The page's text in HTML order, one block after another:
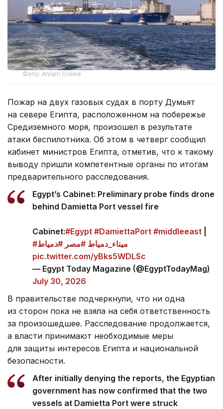
Фото: Ahram Online
Пожар на двух газовых судах в порту Думьят
на севере Египта, расположенном на побережье
Средиземного моря, произошел в результате
атаки беспилотника. Об этом в четверг сообщил
кабинет министров Египта, отметив, что к такому
выводу пришли компетентные органы по итогам
предварительного расследования.
Egypt’s Cabinet: Preliminary probe finds drone
behind Damietta Port vessel fire
Cabinet:#Egypt #DamiettaPort #middleeast
#ميناء_دمياط #مصر #دمياط
pic.twitter.com/yBks5WDLSc
— Egypt Today Magazine (@EgyptTodayMag)
July 30, 2026
В правительстве подчеркнули, что ни одна
из сторон пока не взяла на себя ответственность
за произошедшее. Расследование продолжается,
а власти принимают необходимые меры
для защиты интересов Египта и национальной
безопасности.
After initially denying the reports, the Egyptian
government has now confirmed that the two
vessels at Damietta Port were struck